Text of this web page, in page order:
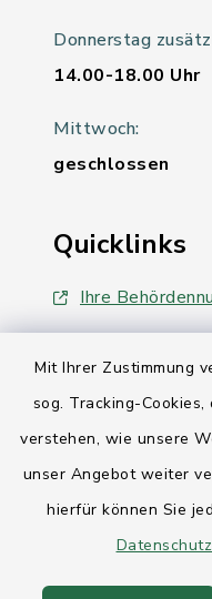
Mit Ihrer Zustimmung
sog. Tracking-
verstehen, wie unsere
unser Angebot weiter
hierfür können Sie
Donnerstag
14.00-18.00 Uhr
Mittwoch:
geschlossen
Quicklinks
Ihre
Kreis
AktivRegion